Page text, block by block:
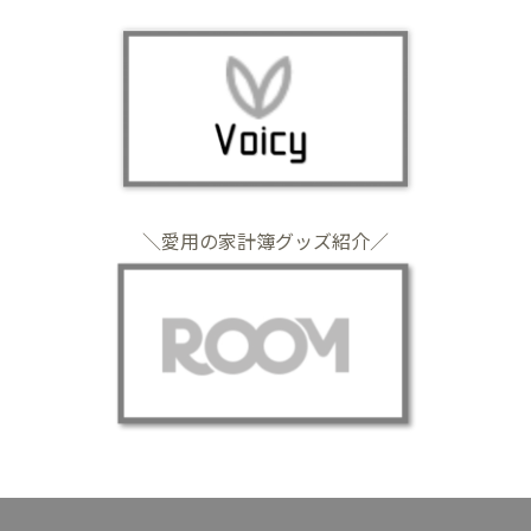
＼愛用の家計簿グッズ紹介／